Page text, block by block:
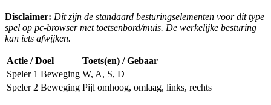
Disclaimer: Dit zijn de standaard besturingselementen voor dit type
spel op pc-browser met toetsenbord/muis. De werkelijke besturing
kan iets afwijken.
Actie / Doel
Toets(en) / Gebaar
Speler 1 Beweging W, A, S, D
Speler 2 Beweging Pijl omhoog, omlaag, links, rechts